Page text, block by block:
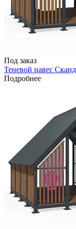
Под заказ
Теневой навес
Подробнее